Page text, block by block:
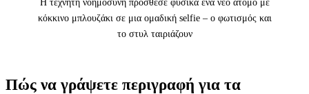
Κάντε κλικ για αποκάλυψη
Η τεχνητή νοημοσύνη πρόσθεσε φυσικά ένα νέο άτομο με
κόκκινο μπλουζάκι σε μια ομαδική selfie – ο φωτισμός και
το στυλ ταιριάζουν
Πώς να γράψετε περιγραφή για τα